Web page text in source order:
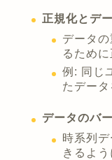
正規化とデ
データ
るために
例: 同じ
たデータ
データのバ
時系列
きるよ